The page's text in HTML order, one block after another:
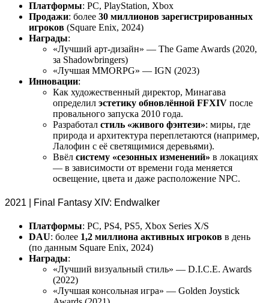
Платформы: PC, PlayStation, Xbox
Продажи: более 30 миллионов зарегистрированных
игроков (Square Enix, 2024)
Награды:
«Лучший арт-дизайн» — The Game Awards (2020,
за Shadowbringers)
«Лучшая MMORPG» — IGN (2023)
Инновации:
Как художественный директор, Минагава
определил эстетику обновлённой FFXIV после
провального запуска 2010 года.
Разработал стиль «живого фэнтези»: миры, где
природа и архитектура переплетаются (например,
Лалофин с её светящимися деревьями).
Ввёл систему «сезонных изменений» в локациях
— в зависимости от времени года меняется
освещение, цвета и даже расположение NPC.
2021 | Final Fantasy XIV: Endwalker
Платформы: PC, PS4, PS5, Xbox Series X/S
DAU: более 1,2 миллиона активных игроков в день
(по данным Square Enix, 2024)
Награды:
«Лучший визуальный стиль» — D.I.C.E. Awards
(2022)
«Лучшая консольная игра» — Golden Joystick